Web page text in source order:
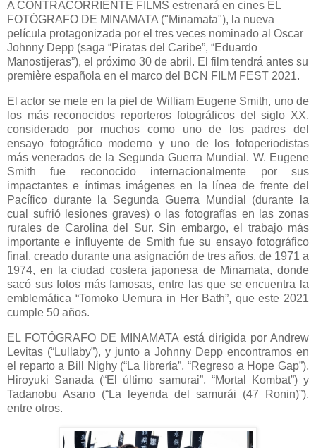
A CONTRACORRIENTE FILMS estrenará en cines EL
FOTÓGRAFO DE MINAMATA ("Minamata"), la nueva
película protagonizada por el tres veces nominado al Oscar
Johnny Depp (saga “Piratas del Caribe”, “Eduardo
Manostijeras”), el próximo 30 de abril. El film tendrá antes su
première española en el marco del BCN FILM FEST 2021.
El actor se mete en la piel de William Eugene Smith, uno de
los más reconocidos reporteros fotográficos del siglo XX,
considerado por muchos como uno de los padres del
ensayo fotográfico moderno y uno de los fotoperiodistas
más venerados de la Segunda Guerra Mundial. W. Eugene
Smith fue reconocido internacionalmente por sus
impactantes e íntimas imágenes en la línea de frente del
Pacífico durante la Segunda Guerra Mundial (durante la
cual sufrió lesiones graves) o las fotografías en las zonas
rurales de Carolina del Sur. Sin embargo, el trabajo más
importante e influyente de Smith fue su ensayo fotográfico
final, creado durante una asignación de tres años, de 1971 a
1974, en la ciudad costera japonesa de Minamata, donde
sacó sus fotos más famosas, entre las que se encuentra la
emblemática “Tomoko Uemura in Her Bath”, que este 2021
cumple 50 años.
EL FOTÓGRAFO DE MINAMATA está dirigida por Andrew
Levitas (“Lullaby”), y junto a Johnny Depp encontramos en
el reparto a Bill Nighy (“La librería”, “Regreso a Hope Gap”),
Hiroyuki Sanada (“El último samurai”, “Mortal Kombat”) y
Tadanobu Asano (“La leyenda del samurái (47 Ronin)”),
entre otros.